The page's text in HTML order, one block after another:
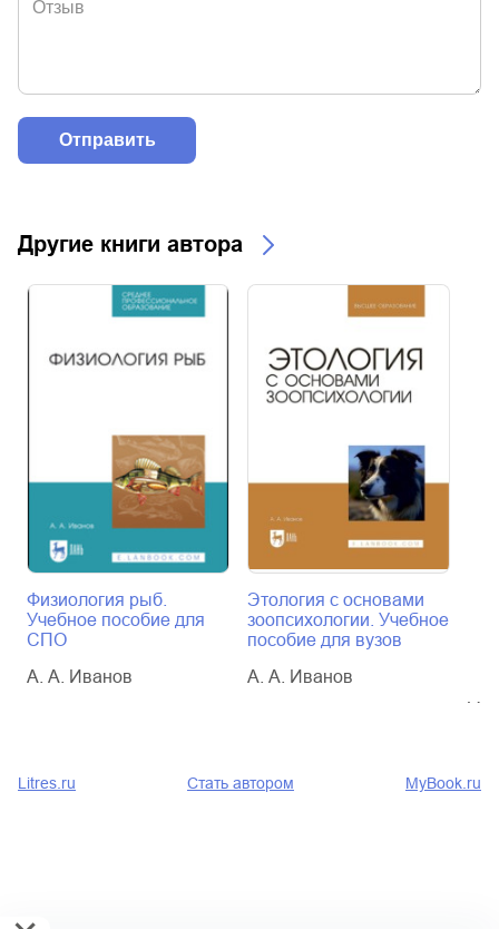
Другие книги автора
Физиология рыб.
Учебное пособие для
СПО
А. А. Иванов
Этология с основами
зоопсихологии. Учебное
пособие для вузов
А. А. Иванов
Litres.ru Стать автором MyBook.ru